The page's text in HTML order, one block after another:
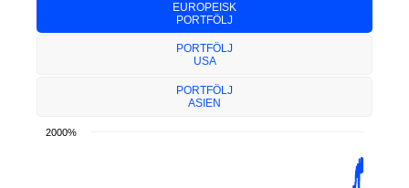
EUROPEISK
PORTFÖLJ
PORTFÖLJ
USA
PORTFÖLJ
ASIEN
2000%